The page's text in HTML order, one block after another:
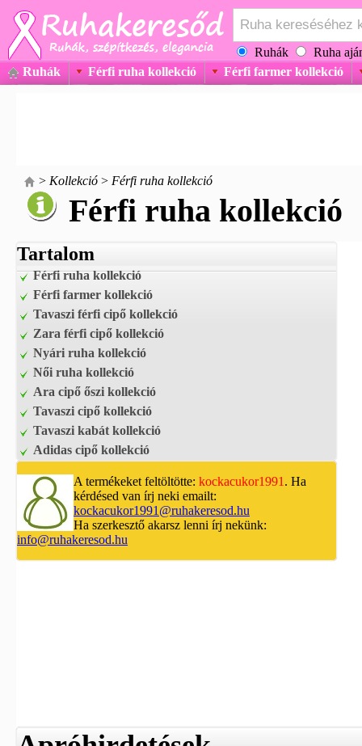
Ruhák
Ruha
Ruhák
Férfi ruha kollekció Férfi farmer kollekció
> Kollekció > Férfi ruha kollekció
Férfi ruha kollekció
Tartalom
Férfi ruha kollekció
Férfi farmer kollekció
Tavaszi férfi cipő kollekció
Zara férfi cipő kollekció
Nyári ruha kollekció
Női ruha kollekció
Ara cipő őszi kollekció
Tavaszi cipő kollekció
Tavaszi kabát kollekció
Adidas cipő kollekció
A termékeket feltöltötte: kockacukor1991 . Ha
kérdésed van írj neki emailt:
kockacukor1991@ruhakeresod.hu
Ha szerkesztő akarsz lenni írj nekünk:
info@ruhakeresod.hu